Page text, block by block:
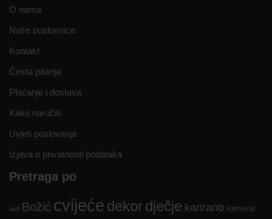
O nama
Naše poslovnice
Kontakt
Česta pitanja
Plaćanje i dostava
Kako naručiti
Uvjeti poslovanja
Izjava o privatnosti podataka
Pretraga po
auti Božić cvijeće dekordječje karirano karneval